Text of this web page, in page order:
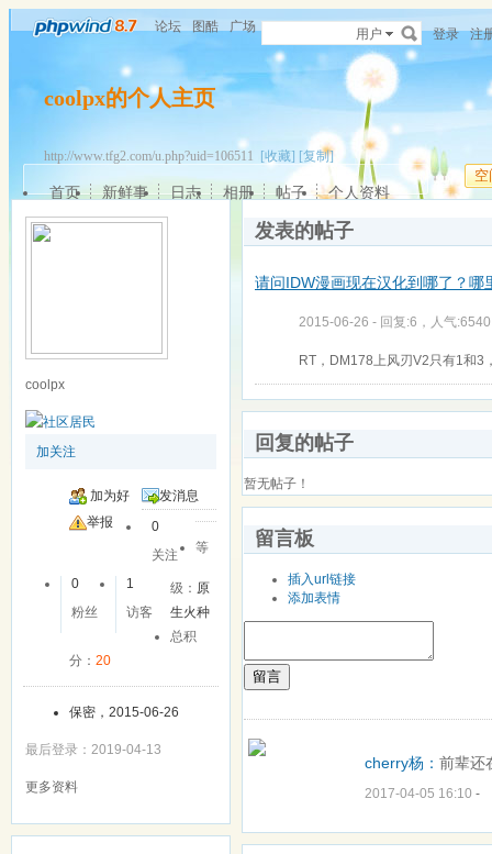
论坛 图酷 广场 用户 登录 注
coolpx的个人主页
http://www.tfg2.com/u.php?uid=106511 [收藏] [复制]
空
首页 新鲜事 日志 相册 帖子 个人资料
coolpx
加关注
加为好
友
发消息
举报
0
关注
0
粉丝
1
访客
等
级： 原
生火种
总积
分： 20
保密，2015-06-26
最后登录：2019-04-13
更多资料
发表的帖子
请问IDW漫画现在汉化到哪了？哪
2015-06-26 - 回复:6，人气
RT，DM178上风刃V2只有1和3
回复的帖子
暂无帖子！
留言板
插入url链接
添加表情
留言
cherry杨： 前辈还
2017-04-05 16:10 -